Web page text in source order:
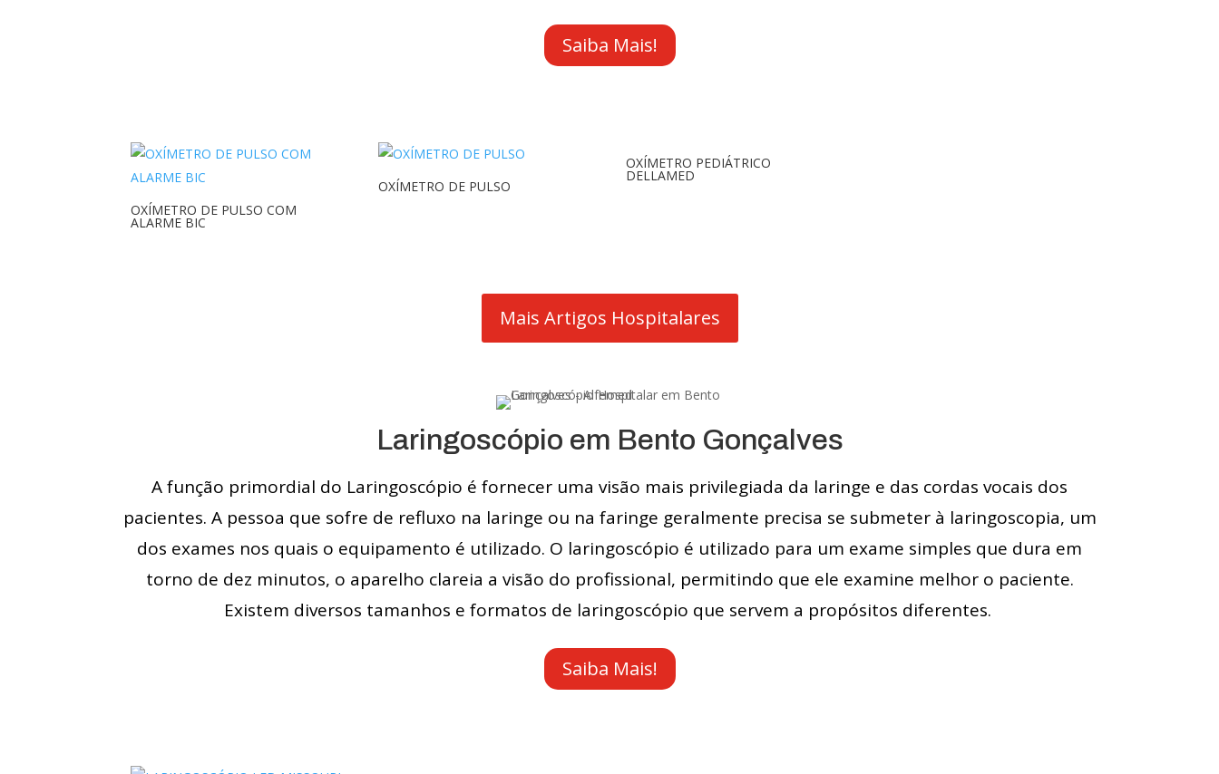
Saiba Mais!
OXÍMETRO DE PULSO COM
ALARME BIC
OXÍMETRO DE PULSO
OXÍMETRO PEDIÁTRICO
DELLAMED
Mais Artigos Hospitalares
Laringoscópio em Bento Gonçalves
A função primordial do Laringoscópio é fornecer uma visão mais privilegiada da laringe e das cordas vocais dos
pacientes. A pessoa que sofre de refluxo na laringe ou na faringe geralmente precisa se submeter à laringoscopia, um
dos exames nos quais o equipamento é utilizado. O laringoscópio é utilizado para um exame simples que dura em
torno de dez minutos, o aparelho clareia a visão do profissional, permitindo que ele examine melhor o paciente.
Existem diversos tamanhos e formatos de laringoscópio que servem a propósitos diferentes.
Saiba Mais!